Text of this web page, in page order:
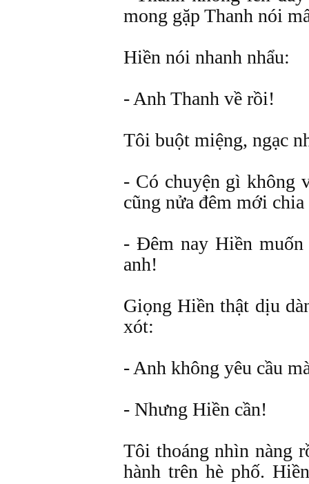
mong gặp Thanh nói
Hiền nói nhanh nhẩu:
- Anh Thanh về rồi!
Tôi buột miệng, ngạc
- Có chuyện gì không
cũng nửa đêm mới
- Đêm nay Hiền
anh!
Giọng Hiền thật dịu
xót:
- Anh không yêu cầu
- Nhưng Hiền cần!
Tôi thoáng nhìn nàng
hành trên hè phố.